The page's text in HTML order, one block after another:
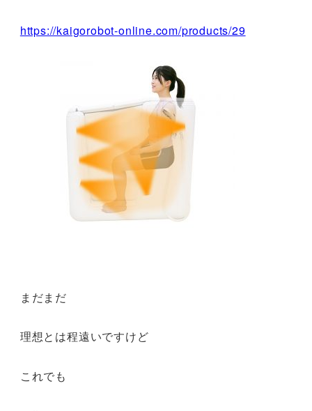
https://kaigorobot-online.com/products/29
まだまだ
理想とは程遠いですけど
これでも